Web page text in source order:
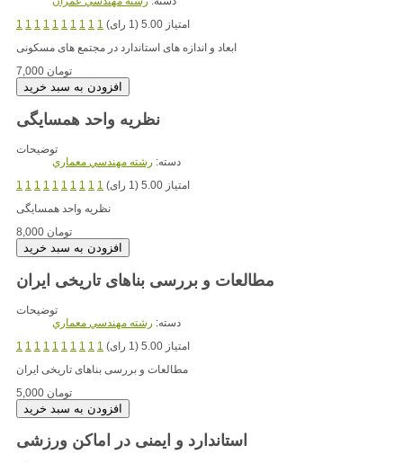
1 1 1 1 1 1 1 1 1 1
امتیاز 5.00 (1 رای)
ابعاد و اندازه های استاندارد در مجتمع های مسکونی
7,000 تومان
نظریه واحد همسایگی
توضیحات
دسته: رشته مهندسي معماري
1 1 1 1 1 1 1 1 1 1
امتیاز 5.00 (1 رای)
8,000 تومان
مطالعات و بررسی بناهای تاریخی ایران
توضیحات
دسته: رشته مهندسي معماري
1 1 1 1 1 1 1 1 1 1
امتیاز 5.00 (1 رای)
مطالعات و بررسی بناهای تاریخی ایران
5,000 تومان
استاندارد و ایمنی در اماکن ورزشی